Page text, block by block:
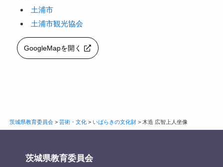
土浦市
土浦市観光協会
GoogleMapを開く
茨城県教育委員会> 芸術・文化> いばらきの文化財> 木造 広智上人坐像
茨城県教育委員会